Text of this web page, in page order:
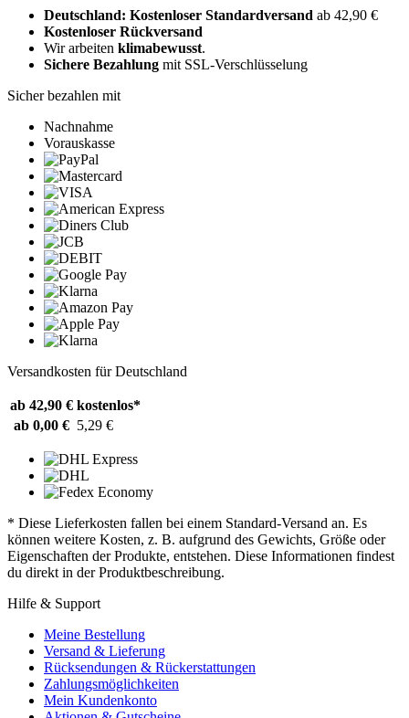
Deutschland: Kostenloser Standardversand ab 42,90 €
Kostenloser Rückversand
Wir arbeiten klimabewusst.
Sichere Bezahlung mit SSL-Verschlüsselung
Sicher bezahlen mit
Nachnahme
Vorauskasse
Versandkosten für Deutschland
ab 42,90 € kostenlos*
ab 0,00 € 5,29 €
* Diese Lieferkosten fallen bei einem Standard-Versand an. Es
können weitere Kosten, z. B. aufgrund des Gewichts, Größe oder
Eigenschaften der Produkte, entstehen. Diese Informationen findest
du direkt in der Produktbeschreibung.
Hilfe & Support
Meine Bestellung
Versand & Lieferung
Rücksendungen & Rückerstattungen
Zahlungsmöglichkeiten
Mein Kundenkonto